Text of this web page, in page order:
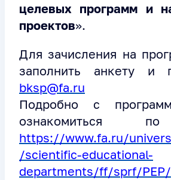
целевых программ и
проектов».
Для зачисления на
заполнить анкету и
bksp@fa.ru
Подробно с
ознакомиться
https://www.fa.ru/
/scientific-educational-
departments/ff/sprf/PEP/